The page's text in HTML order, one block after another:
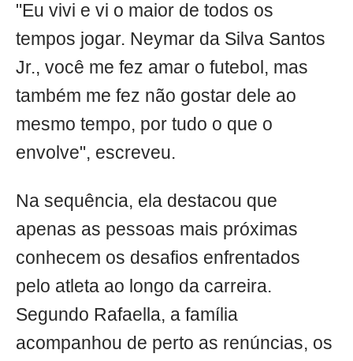
"Eu vivi e vi o maior de todos os
tempos jogar. Neymar da Silva Santos
Jr., você me fez amar o futebol, mas
também me fez não gostar dele ao
mesmo tempo, por tudo o que o
envolve", escreveu.
Na sequência, ela destacou que
apenas as pessoas mais próximas
conhecem os desafios enfrentados
pelo atleta ao longo da carreira.
Segundo Rafaella, a família
acompanhou de perto as renúncias, os